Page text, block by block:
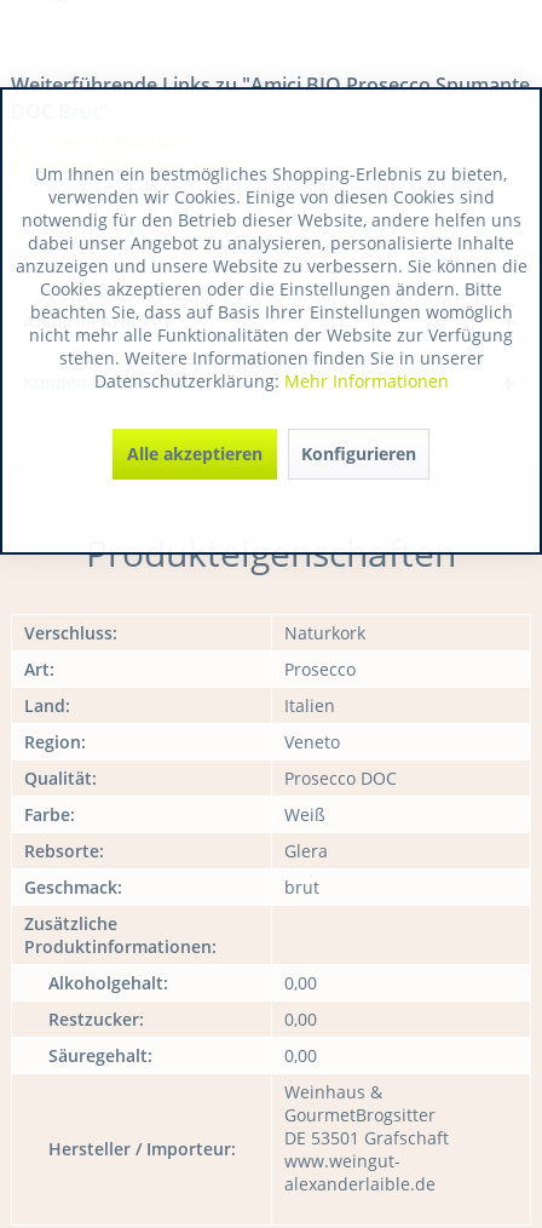
Weiterführende Links zu "Amici BIO Prosecco Spumante
Weitere Artikel von AMICI
Ähnliche Artikel
Kunden kauften auch
Produkteigenschaften
Verschluss:
Naturkork
Art:
Prosecco
Land:
Italien
Region:
Veneto
Qualität:
Prosecco DOC
Farbe:
Weiß
Rebsorte:
Glera
Geschmack:
brut
Zusätzliche
Produktinformationen:
Alkoholgehalt:
0,00
Restzucker:
0,00
Säuregehalt:
0,00
Hersteller / Importeur:
Weinhaus &
GourmetBrogsitter
DE 53501 Grafschaft
www.weingut-
alexanderlaible.de
Um Ihnen ein bestmögliches Shopping-Erlebnis zu bieten,
verwenden wir Cookies. Einige von diesen Cookies sind
notwendig für den Betrieb dieser Website, andere helfen uns
dabei unser Angebot zu analysieren, personalisierte Inhalte
anzuzeigen und unsere Website zu verbessern. Sie können die
Cookies akzeptieren oder die Einstellungen ändern. Bitte
beachten Sie, dass auf Basis Ihrer Einstellungen womöglich
nicht mehr alle Funktionalitäten der Website zur Verfügung
stehen. Weitere Informationen finden Sie in unserer
Datenschutzerklärung: Mehr Informationen
Alle akzeptieren Konfigurieren